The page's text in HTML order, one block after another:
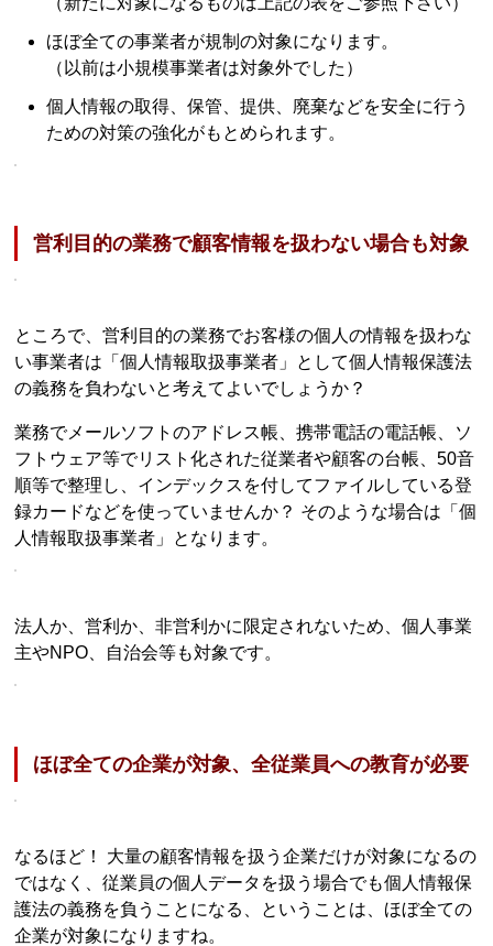
ほぼ全ての事業者が規制の対象になります。
（以前は小規模事業者は対象外でした）
個人情報の取得、保管、提供、廃棄などを安全に行う
ための対策の強化がもとめられます。
営利目的の業務で顧客情報を扱わない場合も対象
ところで、営利目的の業務でお客様の個人の情報を扱わな
い事業者は「個人情報取扱事業者」として個人情報保護法
の義務を負わないと考えてよいでしょうか？
業務でメールソフトのアドレス帳、携帯電話の電話帳、ソ
フトウェア等でリスト化された従業者や顧客の台帳、50音
順等で整理し、インデックスを付してファイルしている登
録カードなどを使っていませんか？ そのような場合は「個
人情報取扱事業者」となります。
法人か、営利か、非営利かに限定されないため、個人事業
主やNPO、自治会等も対象です。
ほぼ全ての企業が対象、全従業員への教育が必要
なるほど！ 大量の顧客情報を扱う企業だけが対象になるの
ではなく、従業員の個人データを扱う場合でも個人情報保
護法の義務を負うことになる、ということは、ほぼ全ての
企業が対象になりますね。